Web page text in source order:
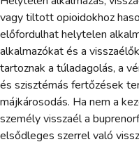
vagy tiltott opioidokhoz
előfordulhat helytelen
alkalmazókat és a
tartoznak a túladagolás, a
és szisztémás fertőzések
májkárosodás. Ha nem a
személy visszaél a
elsődleges szerrel való